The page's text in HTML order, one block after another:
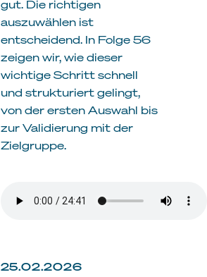
gut. Die richtigen
auszuwählen ist
entscheidend. In Folge 56
zeigen wir, wie dieser
wichtige Schritt schnell
und strukturiert gelingt,
von der ersten Auswahl bis
zur Validierung mit der
Zielgruppe.
25.02.2026